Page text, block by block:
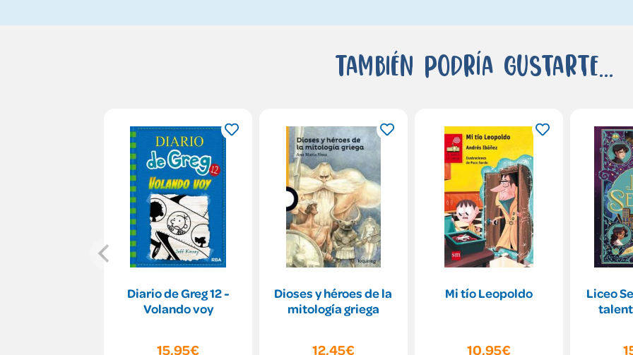
También podría gustarte...
Diario de Greg 12 -
Volando voy
15,95€
Dioses y héroes de la
mitología griega
12,45€
Mi tío Leopoldo
10,95€
Liceo